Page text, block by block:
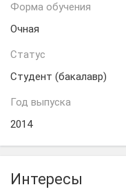
Форма обучения
Очная
Статус
Студент (бакалавр)
Год выпуска
2014
Интересы